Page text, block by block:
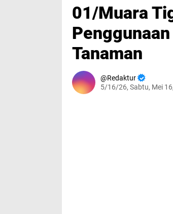
01/Muara
Tanaman
Redaktur
5/16/26, Sabtu, Mei